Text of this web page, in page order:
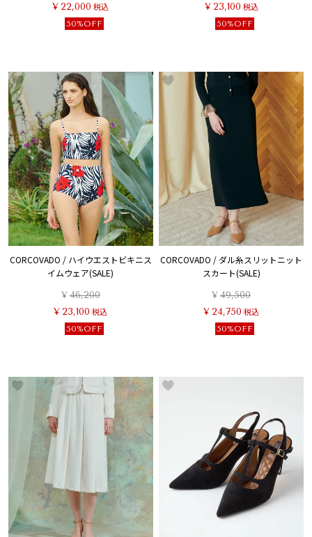
¥ 22,000 税込
50%OFF
¥ 23,100 税込
50%OFF
CORCOVADO / ハイウエストビキニス
イムウェア(SALE)
¥46,200
¥ 23,100 税込
50%OFF
CORCOVADO / ダル糸スリットニット
スカート(SALE)
¥49,500
¥24,750 税込
50%OFF